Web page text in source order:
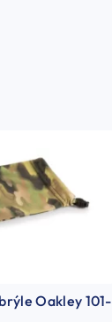
Oakley 101-